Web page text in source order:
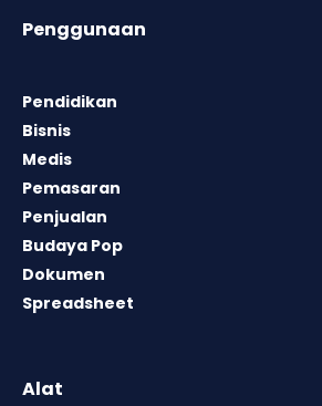
Penggunaan
Pendidikan
Bisnis
Medis
Pemasaran
Penjualan
Budaya Pop
Dokumen
Spreadsheet
Alat